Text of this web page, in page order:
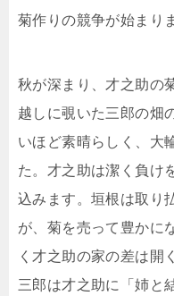
菊作りの競争が始まり
秋が深まり、才之助の
越しに覗いた三郎の畑
いほど素晴らしく、大
た。才之助は潔く負け
込みます。垣根は取り
が、菊を売って豊かに
く才之助の家の差は開
三郎は才之助に「姉と